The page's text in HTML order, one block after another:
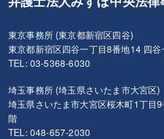
東京事務所 (東京都新宿区四谷)
東京都新宿区四谷一丁目8番地14 四
TEL: 03-5368-6030
埼玉事務所 (埼玉県さいたま市大宮区)
埼玉県さいたま市大宮区桜木町1丁目
階
TEL: 048-657-2030